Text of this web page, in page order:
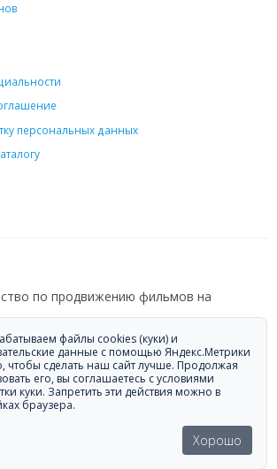
персональных данных
по продвижению фильмов на
78-80 или пишитеhello@festagent.com
Использование материалов сайта
только при наличии активной ссылки на
источник.
опубликованные на сайте, размещены с
персональных данных. Условия и запреты не
файлы cookies (куки) и
данные с помощью Яндекс.Метрики
чтобы сделать наш сайт лучше. Продолжая
его, вы соглашаетесь с условиями
куки. Запретить эти действия можно в
браузера.
Хорошо